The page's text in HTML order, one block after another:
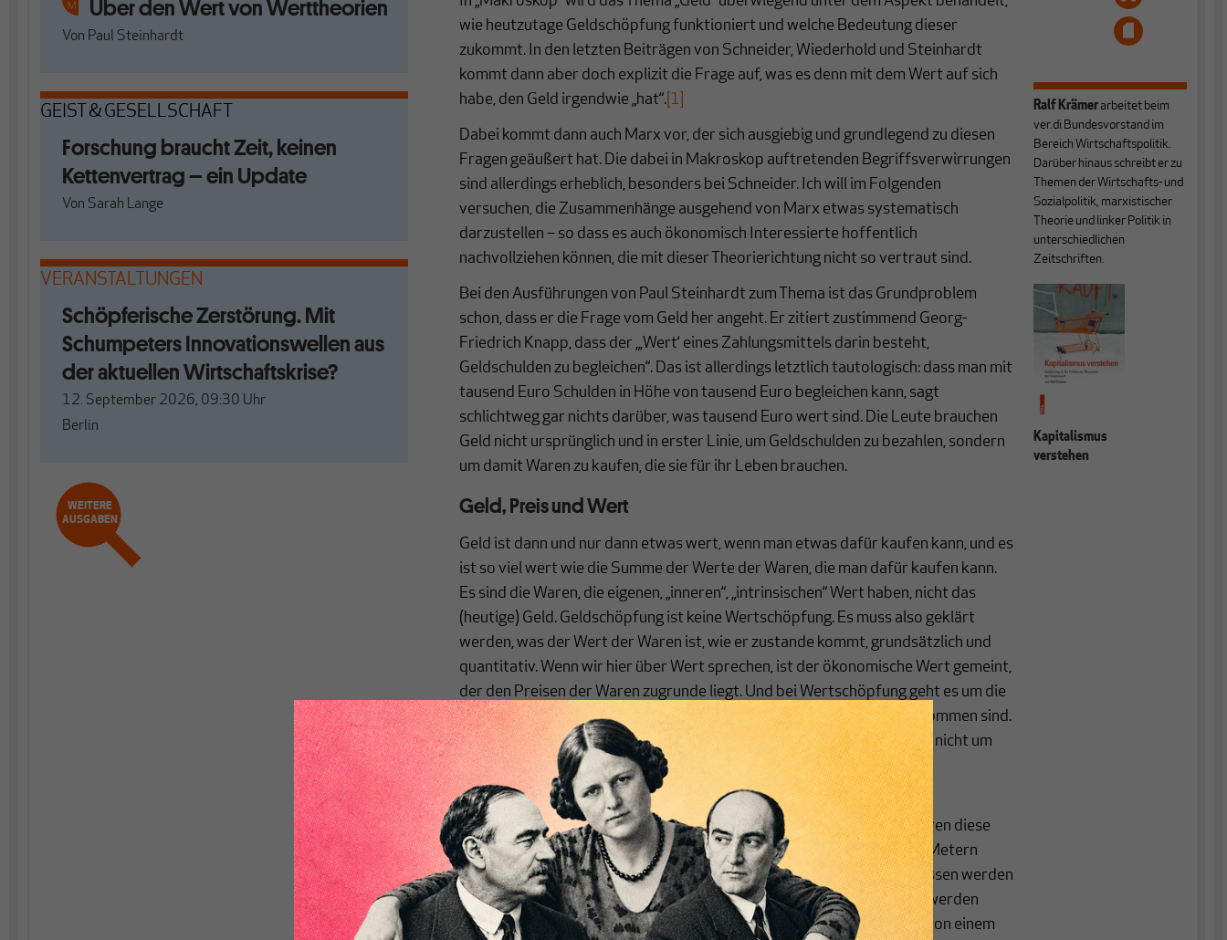
Über den Wert von Werttheorien
Von Paul Steinhardt
GEIST & GESELLSCHAFT
Forschung braucht Zeit, keinen
Kettenvertrag – ein Update
Von Sarah Lange
VERANSTALTUNGEN
Schöpferische Zerstörung. Mit
Schumpeters Innovationswellen aus
der aktuellen Wirtschaftskrise?
12. September 2026, 09:30 Uhr
Berlin
WEITERE
AUSGABEN
wie heutzutage Geldschöpfung funktioniert und welche Bedeutung dieser
zukommt. In den letzten Beiträgen von Schneider, Wiederhold und Steinhardt
kommt dann aber doch explizit die Frage auf, was es denn mit dem Wert auf sich
habe, den Geld irgendwie „hat“.[1]
Dabei kommt dann auch Marx vor, der sich ausgiebig und grundlegend zu diesen
Fragen geäußert hat. Die dabei in Makroskop auftretenden Begriffsverwirrungen
sind allerdings erheblich, besonders bei Schneider. Ich will im Folgenden
versuchen, die Zusammenhänge ausgehend von Marx etwas systematisch
darzustellen – so dass es auch ökonomisch Interessierte hoffentlich
nachvollziehen können, die mit dieser Theorierichtung nicht so vertraut sind.
Bei den Ausführungen von Paul Steinhardt zum Thema ist das Grundproblem
schon, dass er die Frage vom Geld her angeht. Er zitiert zustimmend Georg-
Friedrich Knapp, dass der „‚Wert‘ eines Zahlungsmittels darin besteht,
Geldschulden zu begleichen“. Das ist allerdings letztlich tautologisch: dass man mit
tausend Euro Schulden in Höhe von tausend Euro begleichen kann, sagt
schlichtweg gar nichts darüber, was tausend Euro wert sind. Die Leute brauchen
Geld nicht ursprünglich und in erster Linie, um Geldschulden zu bezahlen, sondern
um damit Waren zu kaufen, die sie für ihr Leben brauchen.
Geld, Preis und Wert
Geld ist dann und nur dann etwas wert, wenn man etwas dafür kaufen kann, und es
ist so viel wert wie die Summe der Werte der Waren, die man dafür kaufen kann.
Es sind die Waren, die eigenen, „inneren“, „intrinsischen“ Wert haben, nicht das
(heutige) Geld. Geldschöpfung ist keine Wertschöpfung. Es muss also geklärt
werden, was der Wert der Waren ist, wie er zustande kommt, grundsätzlich und
quantitativ. Wenn wir hier über Wert sprechen, ist der ökonomische Wert gemeint,
der den Preisen der Waren zugrunde liegt. Und bei Wertschöpfung geht es um die
Produktion solchen Werts, dessen Verkaufserlöse die Quelle der Einkommen sind.
Um moralische oder ethische „Wertfragen“ geht es hier nicht, und auch nicht um
unbezahlte Arbeit, die keine Waren produziert.
Die Quantität der Werte bemisst sich heutzutage in Quantitäten von
Geldeinheiten. Aber dieses Maß ist nicht der Grund dafür, dass die Waren diese
Werte haben, es drückt sie nur aus. Eine Strecke hat eine Länge, die in Metern
(oder auch in Inch oder irgendeiner anderen Längenmaßeinheit) gemessen werden
kann, aber sie hat diese Länge nicht, weil sie in diesem Maß gemessen werden
kann. Der Inhalt einer Ein-Liter-Flasche voller Wasser hat eine Masse von einem
Ralf Krämerarbeitet beim
ver.di Bundesvorstand im
Bereich Wirtschaftspolitik.
Darüber hinaus schreibt er zu
Themen der Wirtschafts- und
Sozialpolitik, marxistischer
Theorie und linker Politik in
unterschiedlichen
Zeitschriften.
Kapitalismus
verstehen